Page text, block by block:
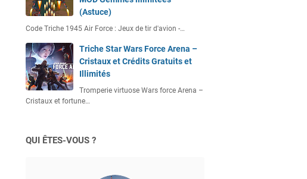
(Astuce)
Code Triche 1945 Air Force : Jeux de tir d'avion -…
Triche Star Wars Force Arena –
Cristaux et Crédits Gratuits et
Illimités
Tromperie virtuose Wars force Arena –
Cristaux et fortune…
QUI ÊTES-VOUS ?